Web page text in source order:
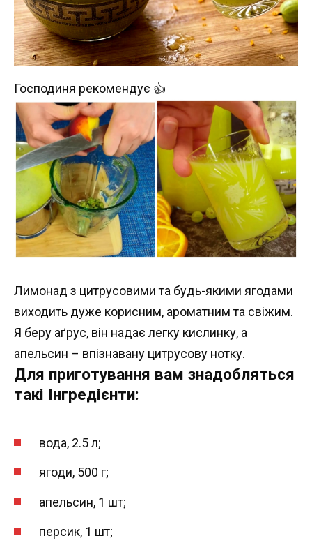
Господиня рекомендує 👍
Лимонад з цитрусовими та будь-якими ягодами
виходить дуже корисним, ароматним та свіжим.
Я беру аґрус, він надає легку кислинку, а
апельсин – впізнавану цитрусову нотку.
Для приготування вам знадобляться
такі Інгредієнти:
вода, 2.5 л;
ягоди, 500 г;
апельсин, 1 шт;
персик, 1 шт;